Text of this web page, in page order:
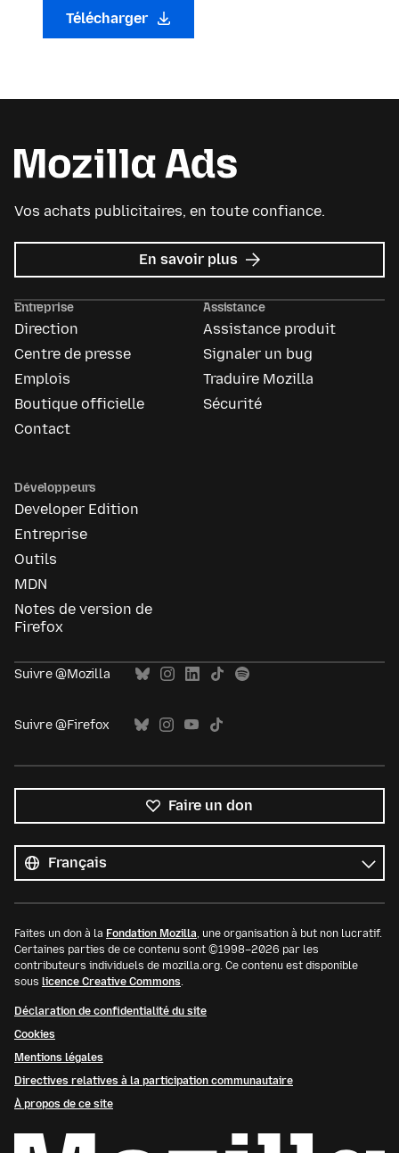
Télécharger
Vos achats publicitaires, en toute confiance.
En savoir plus sur
Mozilla
Entreprise
Direction
Centre de presse
Emplois
Boutique officielle
Contact
Assistance
Assistance produit
Signaler un bug
Traduire Mozilla
Sécurité
Développeurs
Developer Edition
Entreprise
Outils
MDN
Notes de version de
Firefox
Suivre @Mozilla
Suivre @Firefox
Faire un don
les
langues
Langue
Faites un don à la Fondation Mozilla, une organisation à but non lucratif.
Certaines parties de ce contenu sont ©1998–2026 par les
contributeurs individuels de mozilla.org. Ce contenu est disponible
sous licence Creative Commons.
Déclaration de confidentialité du site
Cookies
Mentions légales
Directives relatives à la participation communautaire
À propos de ce site